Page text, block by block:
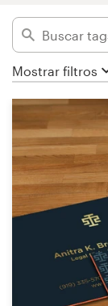
Mostrar filtros
Inspiración
99designs
Servicios
de
diseño
Concursos de
Categorías
Industrias
Avanzado
Borrar filtros